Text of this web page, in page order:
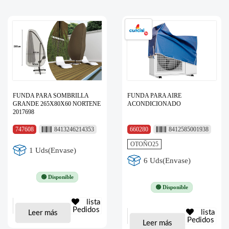
FUNDA PARA SOMBRILLA
GRANDE 265X80X60 NORTENE
2017698
747608 8413246214353
1 Uds(Envase)
🟢 Disponible
Leer más
lista
Pedidos
FUNDA PARA AIRE
ACONDICIONADO
660280 8412585001938
OTOÑO25
6 Uds(Envase)
🟢 Disponible
Leer más
lista
Pedidos